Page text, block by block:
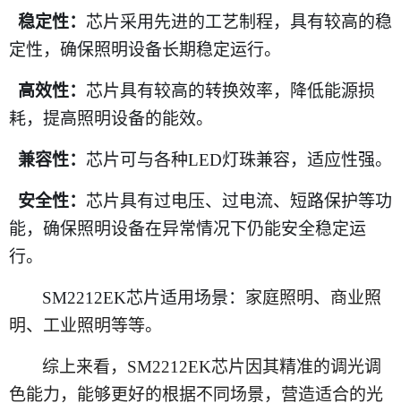
稳定性： 芯片采用先进的工艺制程，具有较高的稳
定性，确保照明设备长期稳定运行。
高效性： 芯片具有较高的转换效率，降低能源损
耗，提高照明设备的能效。
兼容性： 芯片可与各种LED灯珠兼容，适应性强。
安全性： 芯片具有过电压、过电流、短路保护等功
能，确保照明设备在异常情况下仍能安全稳定运
行。
SM2212EK芯片适用场景： 家庭照明、 商业照
明、 工业照明等等。
综上来看， SM2212EK芯片因其精准的调光调
色能力，能够更好的根据不同场景，营造适合的光